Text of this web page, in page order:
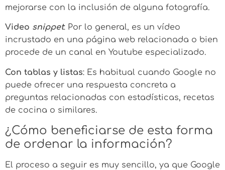
mejorarse con la inclusión de alguna fotografía.
Video snippet: Por lo general, es un vídeo
incrustado en una página web relacionada o bien
procede de un canal en Youtube especializado.
Con tablas y listas: Es habitual cuando Google no
puede ofrecer una respuesta concreta a
preguntas relacionadas con estadísticas, recetas
de cocina o similares.
¿Cómo beneficiarse de esta forma
de ordenar la información?
El proceso a seguir es muy sencillo, ya que Google